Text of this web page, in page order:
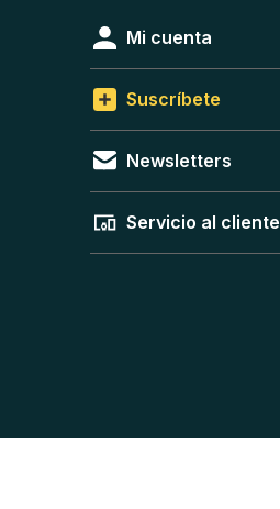
Mi cuenta
Suscríbete
Newsletters
Servicio al cliente